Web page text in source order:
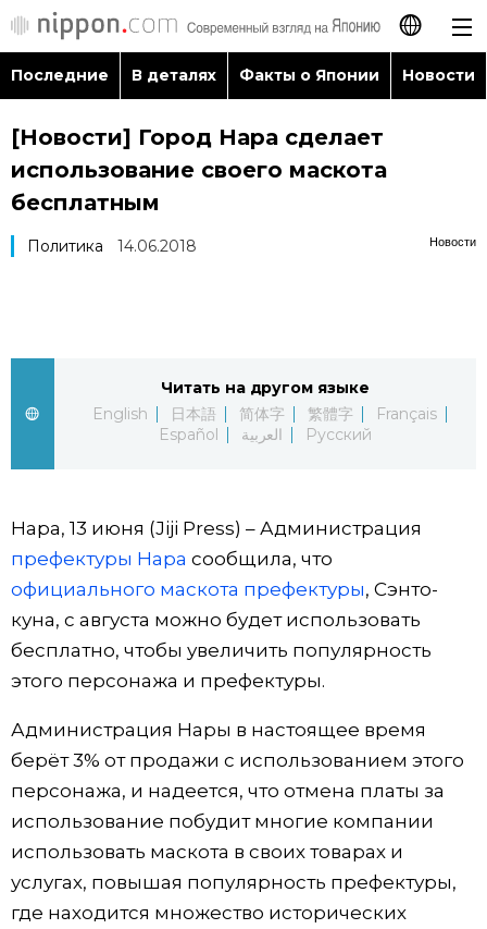
日本語
English
العربية
Последние
Фото/Видео
Разделы
Люди
Политика
Экономика
Общество
Популярные статьи
Японский калейдоскоп
Семья
Еда и напитки
Последние В деталях Факты о Японии Новости
[Новости] Город Нара сделает
использование своего маскота
бесплатным
Новости
Политика 14.06.2018
Читать на другом языке
English
日本語 简体字 繁體字
Français
Español
العربية Русский
Нара, 13 июня (Jiji Press) – Администрация
префектуры Нара сообщила, что
официального маскота префектуры, Сэнто-
куна, с августа можно будет использовать
бесплатно, чтобы увеличить популярность
этого персонажа и префектуры.
Администрация Нары в настоящее время
берёт 3% от продажи с использованием этого
персонажа, и надеется, что отмена платы за
использование побудит многие компании
использовать маскота в своих товарах и
услугах, повышая популярность префектуры,
где находится множество исторических